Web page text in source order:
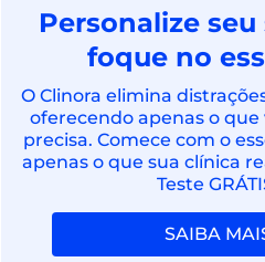
Personalize
foque no
O Clinora elimina
oferecendo apenas o
precisa. Comece com o
apenas o que sua clínica
Teste
SAIBA